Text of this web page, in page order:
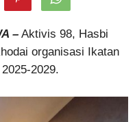
– Aktivis 98, Hasbi
organisasi Ikatan
2029.